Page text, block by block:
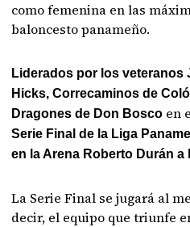
como femenina en las
baloncesto panameño.
Liderados por los veteranos
Hicks, Correcaminos de
Dragones de Don Bosco en
Serie Final de la Liga
en la Arena Roberto Durán a
La Serie Final se jugará al
decir, el equipo que triunfe